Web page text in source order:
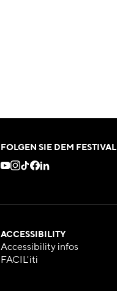
FOLGEN SIE DEM FESTIVAL
ACCESSIBILITY
Accessibility infos
FACIL'iti